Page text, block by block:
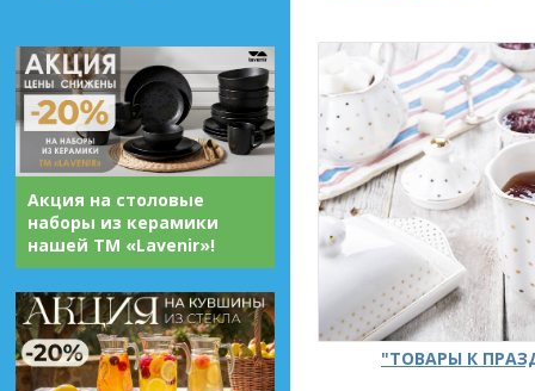
Акция на столовые
наборы из керамики
нашей ТМ «Lavenir»!
"ТОВАРЫ К